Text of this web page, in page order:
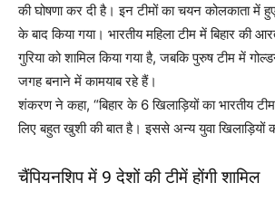
की घोषणा कर दी है। इन टीमों का चयन कोलकाता में हुए
के बाद किया गया। भारतीय महिला टीम में बिहार की
गुरिया को शामिल किया गया है, जबकि पुरुष टीम में
जगह बनाने में कामयाब रहे हैं।
शंकरण ने कहा, “बिहार के 6 खिलाड़ियों का भारतीय
लिए बहुत खुशी की बात है। इससे अन्य युवा खिलाड़ियों
चैंपियनशिप में 9 देशों की टीमें होंगी शामिल